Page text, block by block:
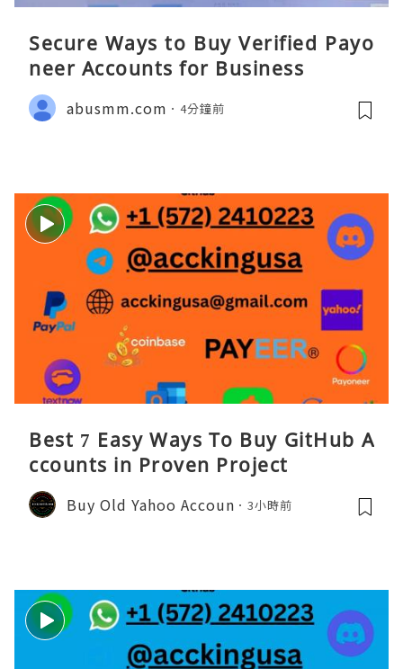
Secure Ways to Buy Verified Payo
neer Accounts for Business
abusmm.com 4分鐘前
Best 7 Easy Ways To Buy GitHub A
ccounts in Proven Project
Buy Old Yahoo Accoun 3小時前